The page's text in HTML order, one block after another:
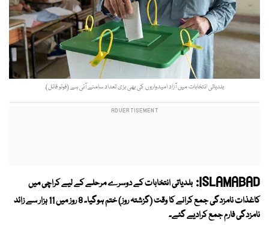
بلدیاتی انتخابات میں آزاد امیدواروں کی بھی بڑی تعداد سامنے آئی ہے (فوٹو فائل)ٌ
ISLAMABAD: بلدیاتی انتخابات کے دوسرے مرحلے کے لیے کراچی میں
کاغذات نامزدگی جمع کرانے کا وقت (گزشتہ روز) ختم ہوگیا۔ 8 روز میں 11 ہزار سے زائد
نامزدگی فارم جمع کرادیے گئے۔